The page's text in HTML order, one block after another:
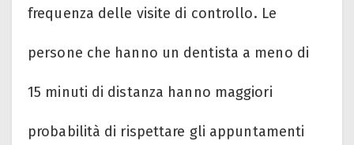
frequenza delle visite di controllo. Le
persone che hanno un dentista a meno di
15 minuti di distanza hanno maggiori
probabilità di rispettare gli appuntamenti